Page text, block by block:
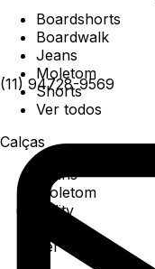
(11) 94728-9569
Boardshorts
Boardwalk
Jeans
Moletom
Shorts
Ver todos
Calças
Jeans
Moletom
Utility
Ver todos